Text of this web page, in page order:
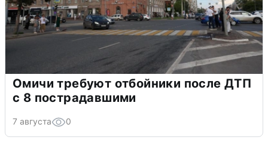
Омичи требуют отбойники после ДТП
с 8 пострадавшими
7 августа 0